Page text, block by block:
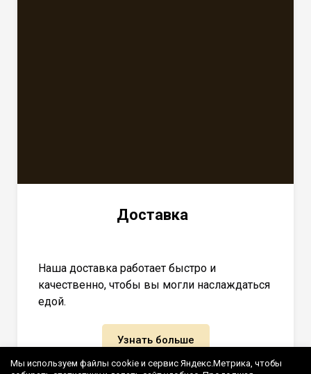
Доставка
Наша доставка работает быстро и
качественно, чтобы вы могли наслаждаться
едой.
Узнать больше
Мы используем файлы cookie и сервис Яндекс.Метрика, чтобы